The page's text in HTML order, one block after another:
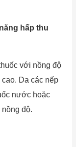
hấp thu
với nồng độ
Da các nếp
nước hoặc
độ.